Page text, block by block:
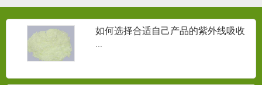
如何选择合适自己产品的紫外线吸收
...